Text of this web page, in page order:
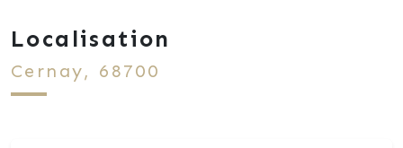
Localisation
Cernay, 68700